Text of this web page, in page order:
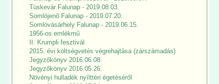
Tüskevár Falunap - 2019.08.03.
Somlójenő Falunap - 2019.07.20.
Somlóvásárhely Falunap - 2019.06.15.
1956-os emlékmű
II. Krumpli fesztivál
2015. évi költségvetés végrehajtása (zárszámadás)
Jegyzőkönyv 2016.06.08.
Jegyzőkönyv 2016.05.26.
Növényi hulladék nyílttéri égetéséről